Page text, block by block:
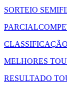
SORTEIO
MELHORES
RESULTADO